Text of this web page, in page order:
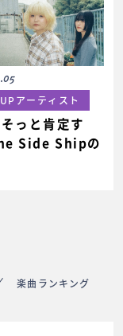
アーティスト
っと肯定す
Side Shipの
楽曲ランキング